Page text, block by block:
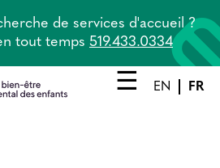
de services d'accueil ?
tout temps 519.433.0334
EN FR